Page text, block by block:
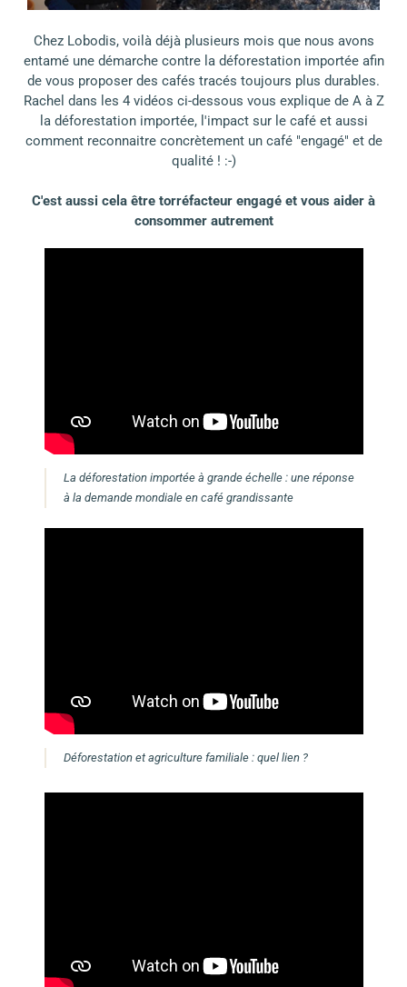
Chez Lobodis, voilà déjà plusieurs mois que nous avons
entamé une démarche contre la déforestation importée afin
de vous proposer des cafés tracés toujours plus durables.
Rachel dans les 4 vidéos ci-dessous vous explique de A à Z
la déforestation importée, l'impact sur le café et aussi
comment reconnaitre concrètement un café "engagé" et de
qualité ! :-)
C'est aussi cela être torréfacteur engagé et vous aider à
consommer autrement
La déforestation importée à grande échelle : une réponse
à la demande mondiale en café grandissante
Déforestation et agriculture familiale : quel lien ?